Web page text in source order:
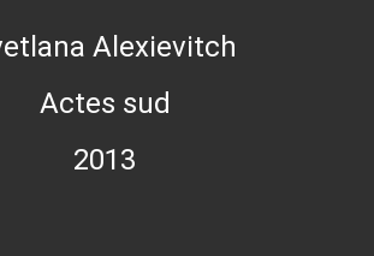
Alexievitch
Actes sud
2013